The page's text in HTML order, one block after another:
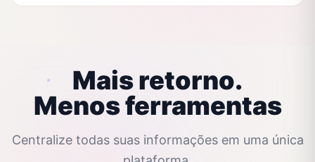
Mais retorno.
Menos ferramentas
Centralize todas suas informações em uma única